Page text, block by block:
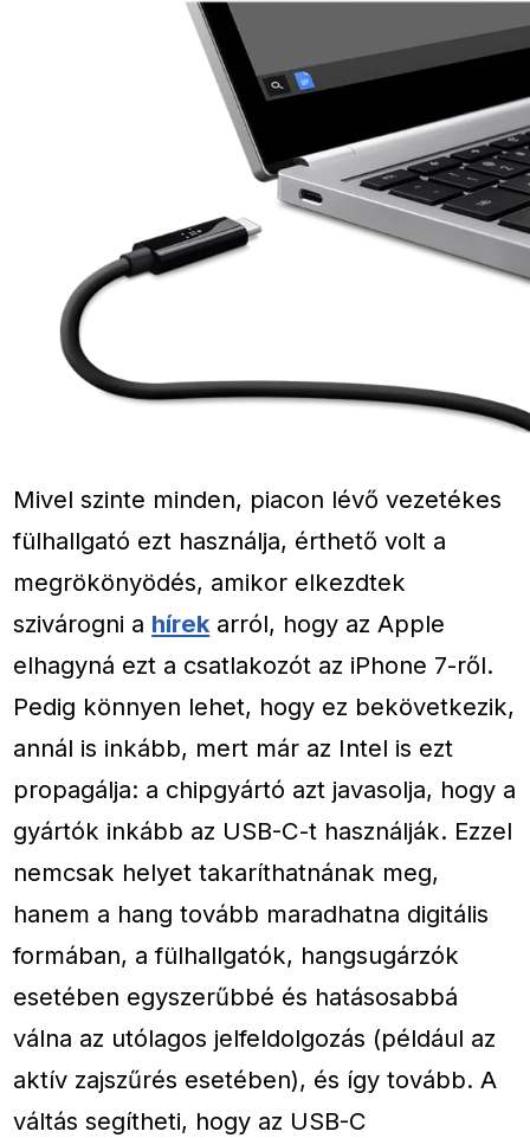
Mivel szinte minden, piacon lévő vezetékes
fülhallgató ezt használja, érthető volt a
megrökönyödés, amikor elkezdtek
szivárogni a hírekarról, hogy az Apple
elhagyná ezt a csatlakozót az iPhone 7-ről.
Pedig könnyen lehet, hogy ez bekövetkezik,
annál is inkább, mert már az Intel is ezt
propagálja: a chipgyártó azt javasolja, hogy a
gyártók inkább az USB-C-t használják. Ezzel
nemcsak helyet takaríthatnának meg,
hanem a hang tovább maradhatna digitális
formában, a fülhallgatók, hangsugárzók
esetében egyszerűbbé és hatásosabbá
válna az utólagos jelfeldolgozás (például az
aktív zajszűrés esetében), és így tovább. A
váltás segítheti, hogy az USB-C